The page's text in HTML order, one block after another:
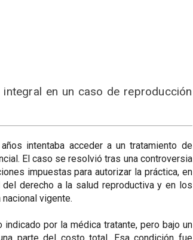
en un caso de reproducción
intentaba acceder a un tratamiento de
El caso se resolvió tras una controversia
impuestas para autorizar la práctica, en
derecho a la salud reproductiva y en los
vigente.
por la médica tratante, pero bajo un